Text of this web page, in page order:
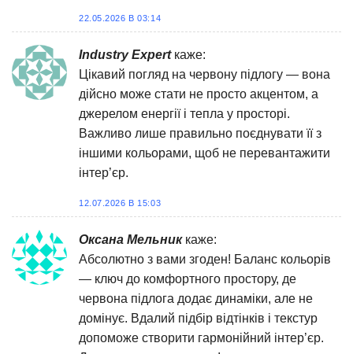
22.05.2026 В 03:14
Industry Expert каже:
Цікавий погляд на червону підлогу — вона
дійсно може стати не просто акцентом, а
джерелом енергії і тепла у просторі.
Важливо лише правильно поєднувати її з
іншими кольорами, щоб не перевантажити
інтер’єр.
12.07.2026 В 15:03
Оксана Мельник каже:
Абсолютно з вами згоден! Баланс кольорів
— ключ до комфортного простору, де
червона підлога додає динаміки, але не
домінує. Вдалий підбір відтінків і текстур
допоможе створити гармонійний інтер’єр.